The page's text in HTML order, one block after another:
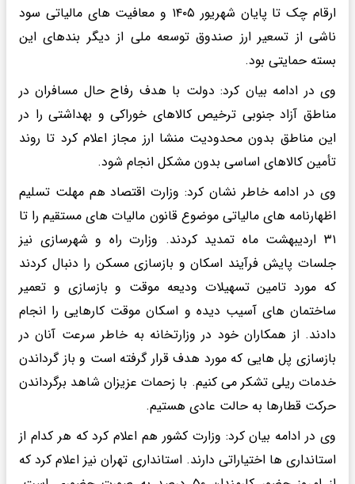
ارقام چک تا پایان شهریور ۱۴۰۵ و معافیت های مالیاتی سود
ناشی از تسعیر ارز صندوق توسعه ملی از دیگر بندهای این
بسته حمایتی بود.
وی در ادامه بیان کرد: دولت با هدف رفاح حال مسافران در
مناطق آزاد جنوبی ترخیص کالاهای خوراکی و بهداشتی را در
این مناطق بدون محدودیت منشا ارز مجاز اعلام کرد تا روند
تأمین کالاهای اساسی بدون مشکل انجام شود.
وی در ادامه خاطر نشان کرد: وزارت اقتصاد هم مهلت تسلیم
اظهارنامه های مالیاتی موضوع قانون مالیات های مستقیم را تا
۳۱ اردیبهشت ماه تمدید کردند. وزارت راه و شهرسازی نیز
جلسات پایش فرآیند اسکان و بازسازی مسکن را دنبال کردند
که مورد تامین تسهیلات ودیعه موقت و بازسازی و تعمیر
ساختمان های آسیب دیده و اسکان موقت کارهایی را انجام
دادند. از همکاران خود در وزارتخانه به خاطر سرعت آنان در
بازسازی پل هایی که مورد هدف قرار گرفته است و باز گرداندن
خدمات ریلی تشکر می کنیم. با زحمات عزیزان شاهد برگرداندن
حرکت قطارها به حالت عادی هستیم.
وی در ادامه بیان کرد: وزارت کشور هم اعلام کرد که هر کدام از
استانداری ها اختیاراتی دارند. استانداری تهران نیز اعلام کرد که